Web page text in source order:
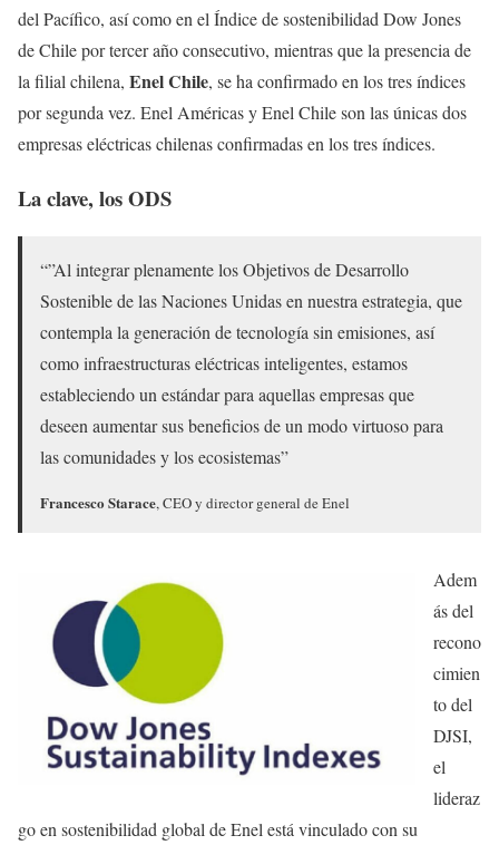
del Pacífico, así como en el Índice de sostenibilidad Dow Jones
de Chile por tercer año consecutivo, mientras que la presencia de
la filial chilena, Enel Chile, se ha confirmado en los tres índices
por segunda vez. Enel Américas y Enel Chile son las únicas dos
empresas eléctricas chilenas confirmadas en los tres índices.
La clave, los ODS
“”Al integrar plenamente los Objetivos de Desarrollo
Sostenible de las Naciones Unidas en nuestra estrategia, que
contempla la generación de tecnología sin emisiones, así
como infraestructuras eléctricas inteligentes, estamos
estableciendo un estándar para aquellas empresas que
deseen aumentar sus beneficios de un modo virtuoso para
las comunidades y los ecosistemas”
Francesco Starace, CEO y director general de Enel
Adem
ás del
recono
cimien
to del
DJSI,
el
lideraz
go en sostenibilidad global de Enel está vinculado con su